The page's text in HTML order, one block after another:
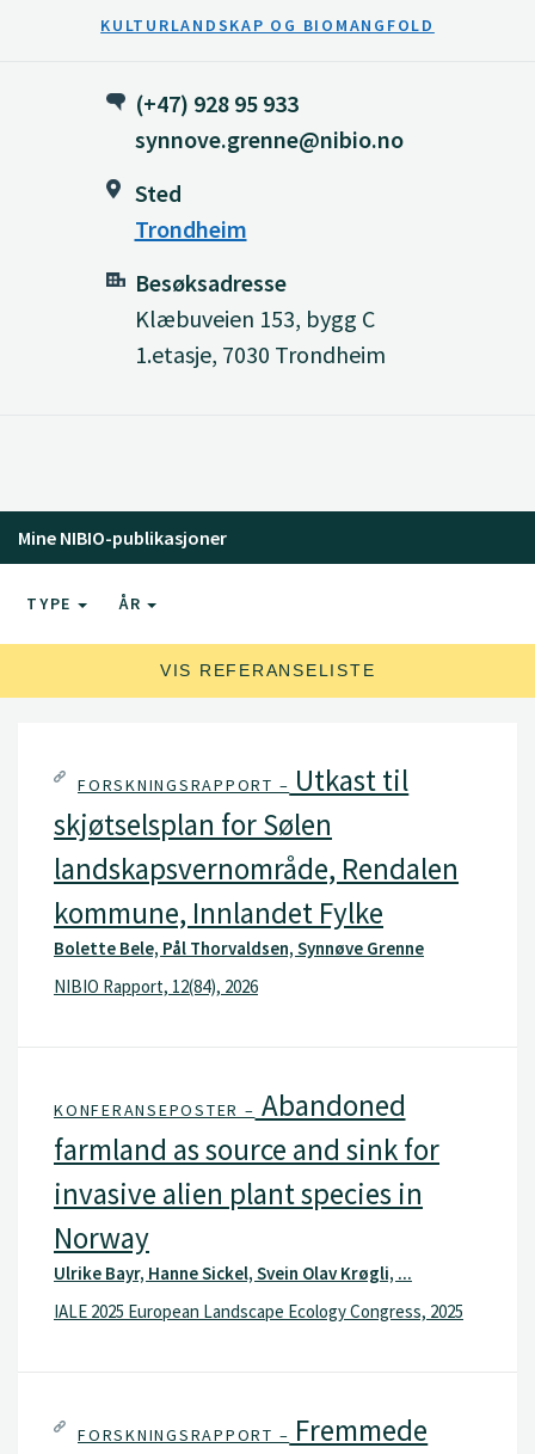
KULTURLANDSKAP OG BIOMANGFOLD
(+47) 928 95 933
synnove.grenne@nibio.no
Sted
Trondheim
Besøksadresse
Klæbuveien 153, bygg C
1.etasje, 7030 Trondheim
Mine NIBIO-publikasjoner
TYPE ÅR
VIS REFERANSELISTE
FORSKNINGSRAPPORT – Utkast til
skjøtselsplan for Sølen
landskapsvernområde, Rendalen
kommune, Innlandet Fylke
Bolette Bele, Pål Thorvaldsen, Synnøve Grenne
NIBIO Rapport, 12(84), 2026
KONFERANSEPOSTER – Abandoned
farmland as source and sink for
invasive alien plant species in
Norway
Ulrike Bayr, Hanne Sickel, Svein Olav Krøgli, ...
IALE 2025 European Landscape Ecology Congress, 2025
FORSKNINGSRAPPORT – Fremmede